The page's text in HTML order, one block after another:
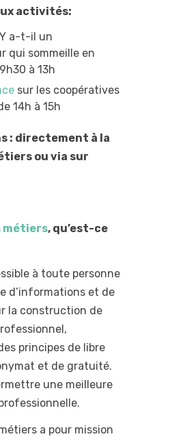
activités:
a-t-il un
qui sommeille en
à 13h
sur les coopératives
14h à 15h
: directement à la
ou via sur
métiers, qu’est-ce
à toute personne
d’informations et de
la construction de
principes de libre
et de gratuité.
une meilleure
a pour mission